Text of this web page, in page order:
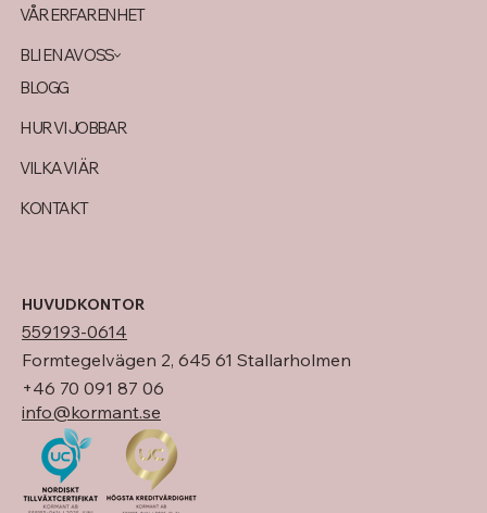
VÅR ERFARENHET
BLI EN AV OSS
BLOGG
HUR VI JOBBAR
VILKA VI ÄR
KONTAKT
HUVUDKONTOR
559193-0614
Formtegelvägen 2, 645 61 Stallarholmen
+46 70 091 87 06
info@kormant.se